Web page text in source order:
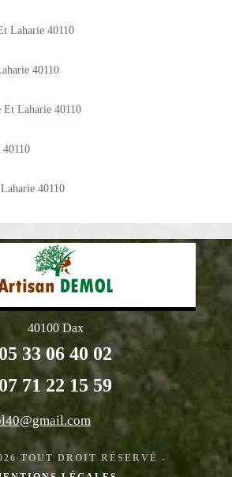
Laharie 40110
40110
Et Laharie 40110
40110
40110
40100 Dax
05 33 06 40 02
07 71 22 15 59
TOUT DROIT RÉSERVÉ -